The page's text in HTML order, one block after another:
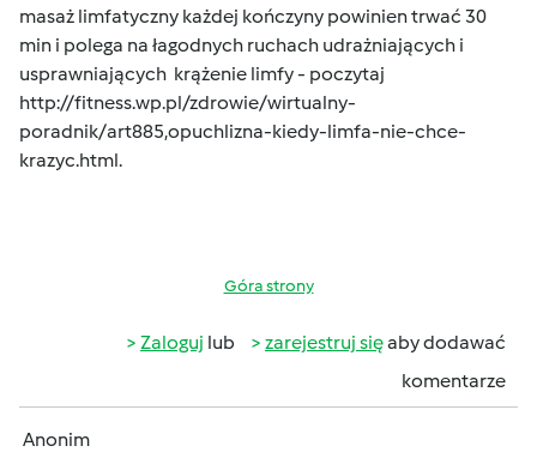
masaż limfatyczny każdej kończyny powinien trwać 30
min i polega na łagodnych ruchach udrażniających i
usprawniających krążenie limfy - poczytaj
http://fitness.wp.pl/zdrowie/wirtualny-
poradnik/art885,opuchlizna-kiedy-limfa-nie-chce-
krazyc.html.
Góra strony
Zaloguj lub zarejestruj sięaby dodawać
komentarze
Anonim